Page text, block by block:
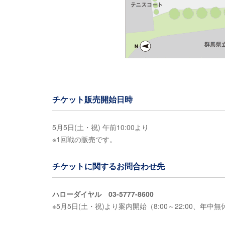
チケット販売開始日時
5月5日(土・祝) 午前10:00より
※1回戦の販売です。
チケットに関するお問合わせ先
ハローダイヤル 03-5777-8600
※5月5日(土・祝)より案内開始（8:00～22:00、年中無